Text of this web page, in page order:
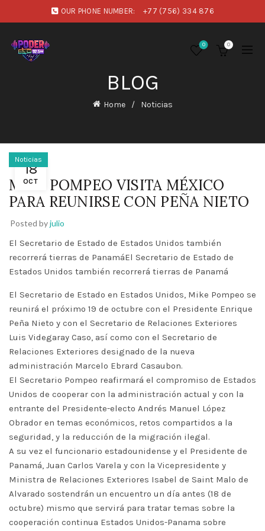
OUR PHONE NUMBER: +77 (756) 334 876
0 0
BLOG
Home Noticias
18
OCT
Noticias
MIKE POMPEO VISITA MÉXICO
PARA REUNIRSE CON PEÑA NIETO
Posted byjulio
El Secretario de Estado de Estados Unidos también
recorrerá tierras de PanamáEl Secretario de Estado de
Estados Unidos también recorrerá tierras de Panamá
El Secretario de Estado en Estados Unidos, Mike Pompeo se
reunirá el próximo 19 de octubre con el Presidente Enrique
Peña Nieto y con el Secretario de Relaciones Exteriores
Luis Videgaray Caso, así como con el Secretario de
Relaciones Exteriores designado de la nueva
administración Marcelo Ebrard Casaubon.
El Secretario Pompeo reafirmará el compromiso de Estados
Unidos de cooperar con la administración actual y con la
entrante del Presidente-electo Andrés Manuel López
Obrador en temas económicos, retos compartidos a la
seguridad, y la reducción de la migración ilegal.
A su vez el funcionario estadounidense y el Presidente de
Panamá, Juan Carlos Varela y con la Vicepresidente y
Ministra de Relaciones Exteriores Isabel de Saint Malo de
Alvarado sostendrán un encuentro un día antes (18 de
octubre) mismo que servirá para tratar temas sobre la
cooperación continua Estados Unidos-Panama sobre